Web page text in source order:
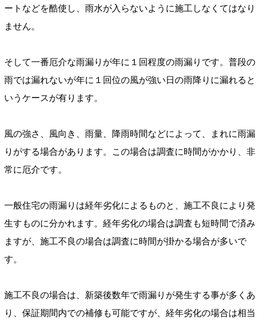
ートなどを酷使し、雨水が入らないように施工しなくてはなり
ません。
そして一番厄介な雨漏りが年に１回程度の雨漏りです。普段の
雨では漏れないが年に１回位の風が強い日の雨降りに漏れると
いうケースが有ります。
風の強さ、風向き、雨量、降雨時間などによって、まれに雨漏
りがする場合があります。この場合は調査に時間がかかり、非
常に厄介です。
一般住宅の雨漏りは経年劣化によるものと、施工不良により発
生すものに分かれます。経年劣化の場合は調査も短時間で済み
ますが、施工不良の場合は調査に時間が掛かる場合が多いで
す。
施工不良の場合は、新築後数年で雨漏りが発生する事が多くあ
り、保証期間内での補修も可能ですが、経年劣化の場合は相当